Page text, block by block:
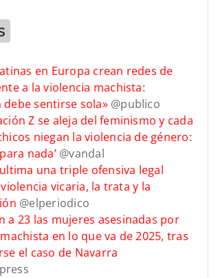
en Europa crean redes de
a la violencia machista:
debe sentirse sola»@publico
Z se aleja del feminismo y cada
niegan la violencia de género:
nada’@vandal
una triple ofensiva legal
vicaria, la trata y la
@elperiodico
a 23 las mujeres asesinadas por
en lo que va de 2025, tras
el caso de Navarra